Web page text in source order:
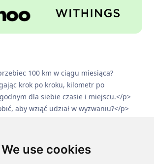
We use cookies
100 km w ciągu miesiąca?
krok po kroku, kilometr po
dla siebie czasie i miejscu.</p>
aby wziąć udział w wyzwaniu?</p>
na platformie distantrace.com</li>
profil z aplikacją sportową</li>
li>